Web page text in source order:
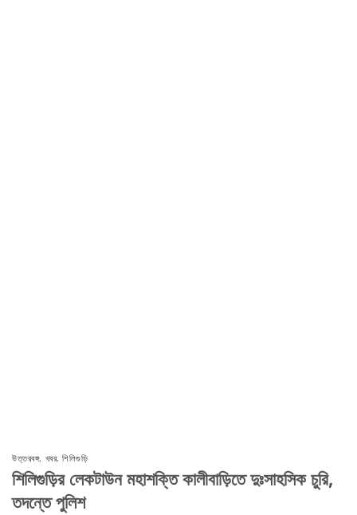
উত্তরবঙ্গ, খবর,শিলিগুড়ি
শিলিগুড়ির লেকটাউন মহাশক্তি কালীবাড়িতে দুঃসাহসিক চুরি,
তদন্তে পুলিশ